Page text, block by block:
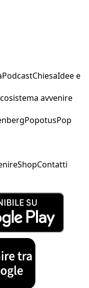
PodcastChiesaIdee e
avvenire
PopotusPop
ShopContatti